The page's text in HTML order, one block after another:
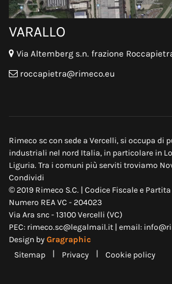
VARALLO
Via Altemberg s.n. frazione
roccapietra@rimeco.eu
Rimeco sc con sede a Vercelli, si occupa di
industriali nel nord Italia, in particolare in
Liguria. Tra i comuni più serviti troviamo
Condividi
© 2019 Rimeco S.C. | Codice Fiscale e
Numero REA VC - 204023
Via Ara snc - 13100 Vercelli (VC)
PEC: rimeco.sc@legalmail.it | email:
Design byGragraphic
Sitemap
| Privacy |
Cookie policy